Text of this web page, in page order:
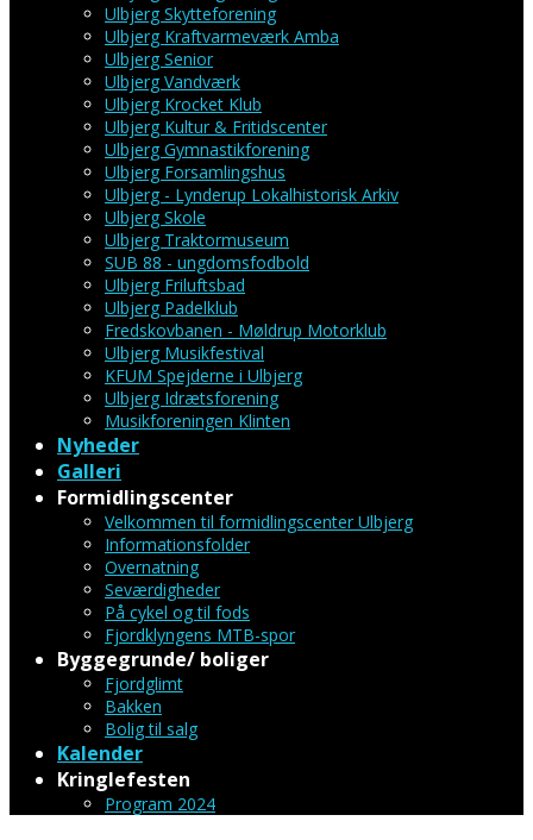
Ulbjerg Skytteforening
Ulbjerg Kraftvarmeværk Amba
Ulbjerg Senior
Ulbjerg Vandværk
Ulbjerg Krocket Klub
Ulbjerg Kultur & Fritidscenter
Ulbjerg Gymnastikforening
Ulbjerg Forsamlingshus
Ulbjerg - Lynderup Lokalhistorisk Arkiv
Ulbjerg Skole
Ulbjerg Traktormuseum
SUB 88 - ungdomsfodbold
Ulbjerg Friluftsbad
Ulbjerg Padelklub
Fredskovbanen - Møldrup Motorklub
Ulbjerg Musikfestival
KFUM Spejderne i Ulbjerg
Ulbjerg Idrætsforening
Musikforeningen Klinten
Nyheder
Galleri
Formidlingscenter
Velkommen til formidlingscenter Ulbjerg
Informationsfolder
Overnatning
Seværdigheder
På cykel og til fods
Fjordklyngens MTB-spor
Byggegrunde/ boliger
Fjordglimt
Bakken
Bolig til salg
Kalender
Kringlefesten
Program 2024